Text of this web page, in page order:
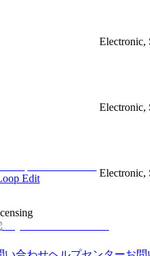
Electronic,
Electronic,
Edit
Electronic,